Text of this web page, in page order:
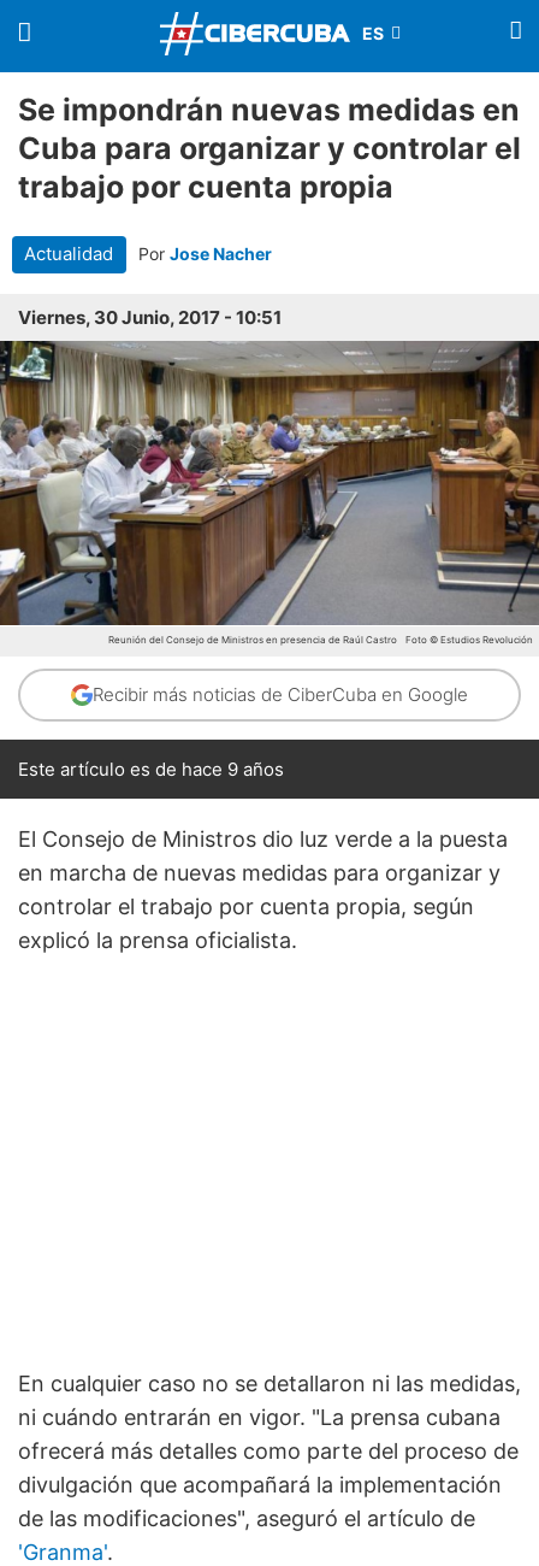
Se impondrán nuevas medidas en
Cuba para organizar y controlar el
trabajo por cuenta propia
Actualidad Por Jose Nacher
Viernes, 30 Junio, 2017 - 10:51
Reunión del Consejo de Ministros en presencia de Raúl Castro Foto © Estudios Revolución
Recibir más noticias de CiberCuba en Google
Este artículo es de hace 9 años
El Consejo de Ministros dio luz verde a la puesta
en marcha de nuevas medidas para organizar y
controlar el trabajo por cuenta propia, según
explicó la prensa oficialista.
En cualquier caso no se detallaron ni las medidas,
ni cuándo entrarán en vigor. "La prensa cubana
ofrecerá más detalles como parte del proceso de
divulgación que acompañará la implementación
de las modificaciones", aseguró el artículo de
'Granma'.